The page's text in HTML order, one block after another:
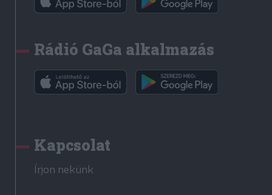
Rádió GaGa alkalmazás
Kapcsolat
Írjon nekünk